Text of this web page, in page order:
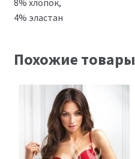
8% хлопок,
4% эластан
Похожие товары